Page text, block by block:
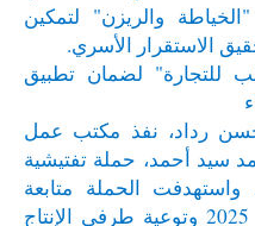
والريزن" لتمكين
الاستقرار الأسري.
للتجارة" لضمان تطبيق
حسن رداد، نفذ مكتب عمل
سيد أحمد، حملة تفتيشية
الحملة متابعة
الالتزام بالقانون رقم 14 لسنة 2025 وتوعية طرفي الإنتاج